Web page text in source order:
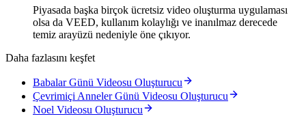
Piyasada başka birçok ücretsiz video oluşturma uygulaması
olsa da VEED, kullanım kolaylığı ve inanılmaz derecede
temiz arayüzü nedeniyle öne çıkıyor.
Daha fazlasını keşfet
Babalar Günü Videosu Oluşturucu
Çevrimiçi Anneler Günü Videosu Oluşturucu
Noel Videosu Oluşturucu